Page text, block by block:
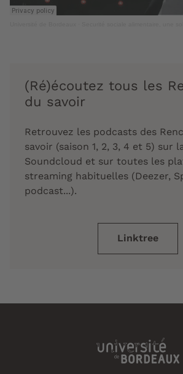
(Ré)écoutez tous les
du savoir
Retrouvez les podcasts des
savoir (saison 1, 2, 3, 4 et 5) sur
Soundcloud et sur toutes les
streaming habituelles (Deezer,
podcast...).
Linktree